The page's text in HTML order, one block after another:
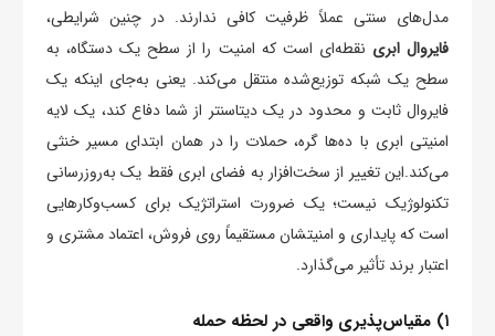
مدل‌های سنتی عملاً ظرفیت کافی ندارند. در چنین شرایطی،
فایروال ابری نقطه‌ای است که امنیت را از سطح یک دستگاه، به
سطح یک شبکه توزیع‌شده منتقل می‌کند. یعنی به‌جای اینکه یک
فایروال ثابت و محدود در یک دیتاسنتر از شما دفاع کند، یک لایه
امنیتی ابری با ده‌ها گره، حملات را در همان ابتدای مسیر خنثی
می‌کند.این تغییر از سخت‌افزار به فضای ابری فقط یک به‌روزرسانی
تکنولوژیک نیست؛ یک ضرورت استراتژیک برای کسب‌وکارهایی
است که پایداری و امنیتشان مستقیماً روی فروش، اعتماد مشتری و
اعتبار برند تأثیر می‌گذارد.
۱) مقیاس‌پذیری واقعی در لحظه حمله